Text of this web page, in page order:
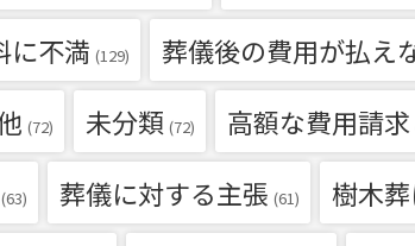
に不満 (129) 葬儀後の費用が払え
(72) 未分類 (72) 高額な費用請求
(63) 葬儀に対する主張 (61) 樹木